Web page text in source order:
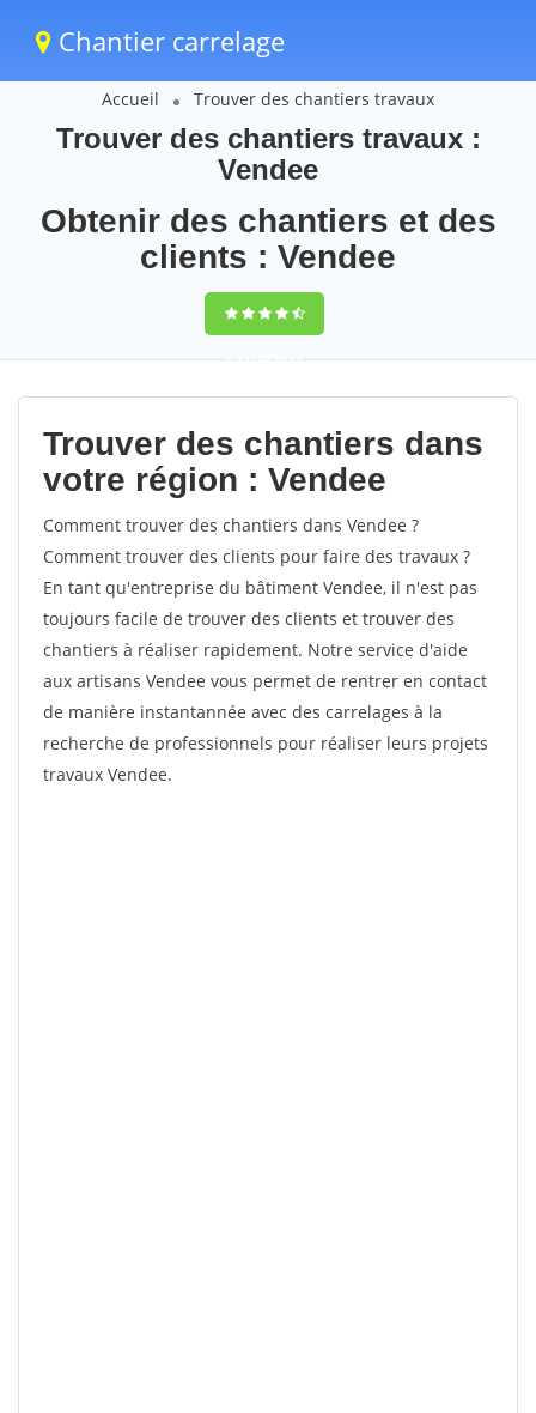
Chantier carrelage
Accueil Trouver des chantiers travaux
Trouver des chantiers travaux :
Vendee
Obtenir des chantiers et des
clients : Vendee
9,5(100%)72
votes
Trouver des chantiers dans
votre région : Vendee
Comment trouver des chantiers dans Vendee ?
Comment trouver des clients pour faire des travaux ?
En tant qu'entreprise du bâtiment Vendee, il n'est pas
toujours facile de trouver des clients et trouver des
chantiers à réaliser rapidement. Notre service d'aide
aux artisans Vendee vous permet de rentrer en contact
de manière instantannée avec des carrelages à la
recherche de professionnels pour réaliser leurs projets
travaux Vendee.